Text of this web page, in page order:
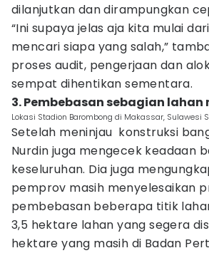
dilanjutkan dan dirampungkan
“Ini supaya jelas aja kita mulai
mencari siapa yang salah,”
proses audit, pengerjaan dan
sempat dihentikan sementara.
3. Pembebasan sebagian lahan
Lokasi Stadion Barombong di Makassar, Sulawesi
Setelah meninjau konstruksi
Nurdin juga mengecek keadaan
keseluruhan. Dia juga
pemprov masih menyelesaikan
pembebasan beberapa titik
3,5 hektare lahan yang segera
hektare yang masih di Badan